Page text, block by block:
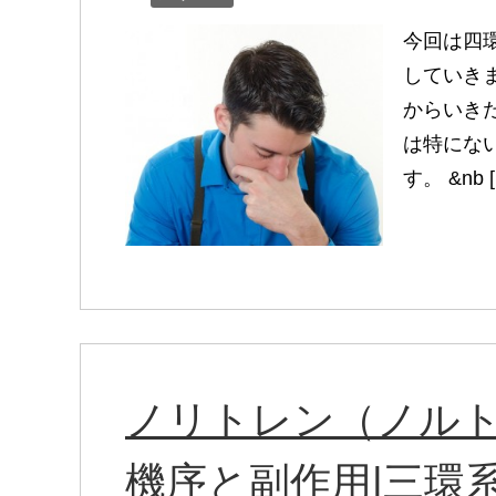
今回は四
していき
からいき
は特にな
す。 &nb
ノリトレン（ノル
機序と副作用|三環